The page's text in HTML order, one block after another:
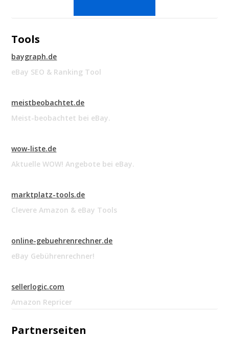
Tools
baygraph.de
eBay SEO & Ranking Tool
meistbeobachtet.de
Meist-beobachtet bei eBay.
wow-liste.de
Aktuelle WOW! Angebote bei eBay.
marktplatz-tools.de
Clevere Amazon & eBay Tools
online-gebuehrenrechner.de
eBay Gebührenrechner!
sellerlogic.com
Amazon Repricer
Partnerseiten